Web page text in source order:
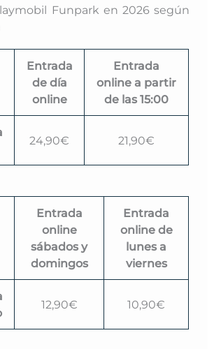
Funpark en 2026 según
Entrada
de día
online
Entrada
online a partir
de las 15:00
24,90€ 21,90€
Entrada
online
sábados y
domingos
Entrada
online de
lunes a
viernes
12,90€ 10,90€